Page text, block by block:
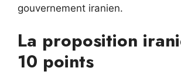
gouvernement iranien.
La proposition
10 points